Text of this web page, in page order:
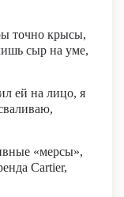
точно крысы,
сыр на уме,
ей на лицо, я
«мерсы»,
Cartier,